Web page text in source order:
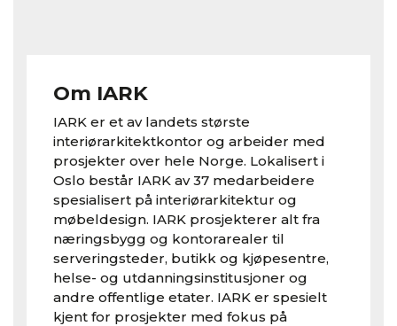
Om IARK
IARK er et av landets største
interiørarkitektkontor og arbeider med
prosjekter over hele Norge. Lokalisert i
Oslo består IARK av 37 medarbeidere
spesialisert på interiørarkitektur og
møbeldesign. IARK prosjekterer alt fra
næringsbygg og kontorarealer til
serveringsteder, butikk og kjøpesentre,
helse- og utdanningsinstitusjoner og
andre offentlige etater. IARK er spesielt
kjent for prosjekter med fokus på